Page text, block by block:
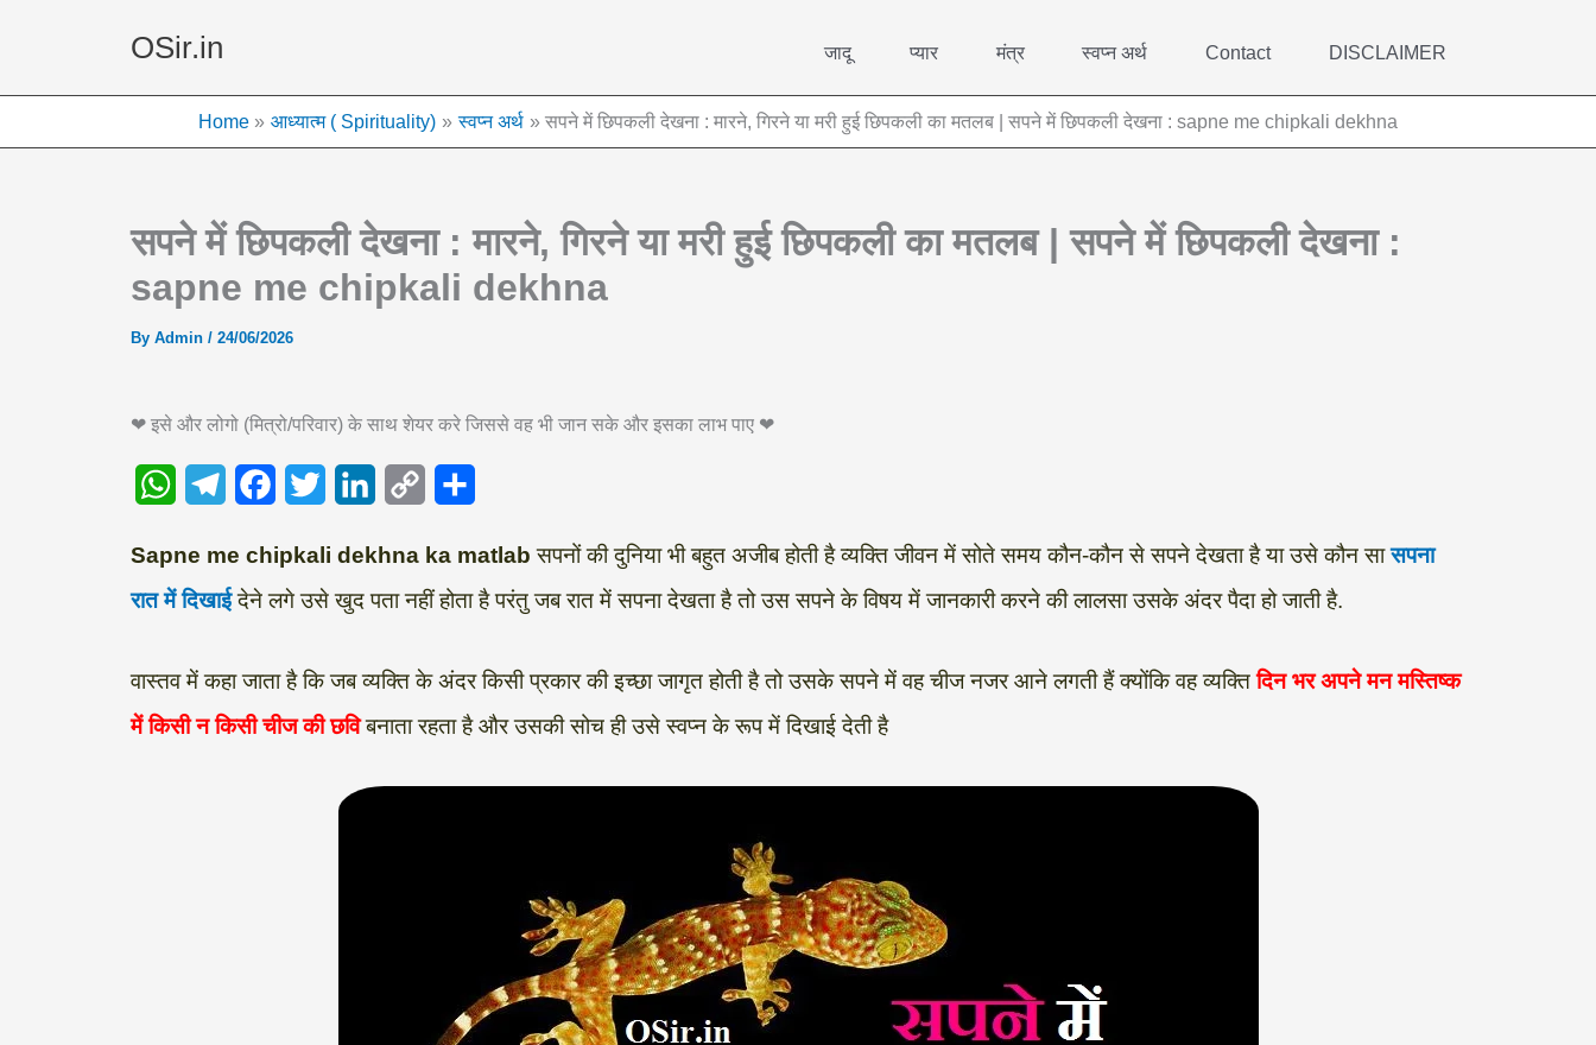
OSir.in जादू प्यार मंत्र स्वप्न अर्थ Contact DISCLAIMER
Home आध्यात्म ( Spirituality) स्वप्न अर्थ सपने में छिपकली देखना : मारने, गिरने या मरी हुई छिपकली का मतलब | सपने में छिपकली देखना : sapne me chipkali dekhna
सपने में छिपकली देखना : मारने, गिरने या मरी हुई छिपकली का मतलब | सपने में छिपकली देखना :
sapne me chipkali dekhna
By Admin / 24/06/2026
❤ इसे और लोगो (मित्रो/परिवार) के साथ शेयर करे जिससे वह भी जान सके और इसका लाभ पाए ❤
h
a
s
A
e
l
g
r
a
c
b
o
w
i
t
e
i
n
e
d
n
o
p
L
i
h
a
e
Sapne me chipkali dekhna ka matlab सपनों की दुनिया भी बहुत अजीब होती है व्यक्ति जीवन में सोते समय कौन-कौन से सपने देखता है या उसे कौन सासपना
रात में दिखाईदेने लगे उसे खुद पता नहीं होता है परंतु जब रात में सपना देखता है तो उस सपने के विषय में जानकारी करने की लालसा उसके अंदर पैदा हो जाती है.
वास्तव में कहा जाता है कि जब व्यक्ति के अंदर किसी प्रकार की इच्छा जागृत होती है तो उसके सपने में वह चीज नजर आने लगती हैं क्योंकि वह व्यक्तिदिन भर अपने मन मस्तिष्क
में किसी न किसी चीज की छवि बनाता रहता है और उसकी सोच ही उसे स्वप्न के रूप में दिखाई देती है